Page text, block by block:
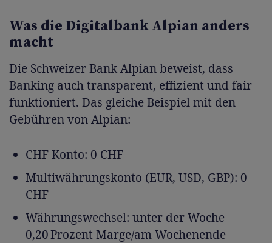
Was die Digitalbank Alpian anders
macht
Die Schweizer Bank Alpian beweist, dass
Banking auch transparent, effizient und fair
funktioniert. Das gleiche Beispiel mit den
Gebühren von Alpian:
CHF Konto: 0 CHF
Multiwährungskonto (EUR, USD, GBP): 0
CHF
Währungswechsel: unter der Woche
0,20 Prozent Marge/am Wochenende